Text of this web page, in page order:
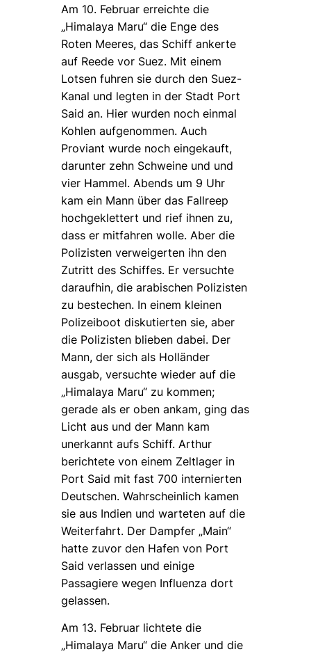
Am 10. Februar erreichte die
„Himalaya Maru“ die Enge des
Roten Meeres, das Schiff ankerte
auf Reede vor Suez. Mit einem
Lotsen fuhren sie durch den Suez-
Kanal und legten in der Stadt Port
Said an. Hier wurden noch einmal
Kohlen aufgenommen. Auch
Proviant wurde noch eingekauft,
darunter zehn Schweine und und
vier Hammel. Abends um 9 Uhr
kam ein Mann über das Fallreep
hochgeklettert und rief ihnen zu,
dass er mitfahren wolle. Aber die
Polizisten verweigerten ihn den
Zutritt des Schiffes. Er versuchte
daraufhin, die arabischen Polizisten
zu bestechen. In einem kleinen
Polizeiboot diskutierten sie, aber
die Polizisten blieben dabei. Der
Mann, der sich als Holländer
ausgab, versuchte wieder auf die
„Himalaya Maru“ zu kommen;
gerade als er oben ankam, ging das
Licht aus und der Mann kam
unerkannt aufs Schiff. Arthur
berichtete von einem Zeltlager in
Port Said mit fast 700 internierten
Deutschen. Wahrscheinlich kamen
sie aus Indien und warteten auf die
Weiterfahrt. Der Dampfer „Main“
hatte zuvor den Hafen von Port
Said verlassen und einige
Passagiere wegen Influenza dort
gelassen.
Am 13. Februar lichtete die
„Himalaya Maru“ die Anker und die